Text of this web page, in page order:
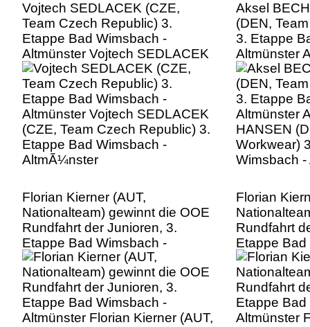
Vojtech SEDLACEK (CZE,
Team Czech Republic) 3.
Etappe Bad Wimsbach -
Altmünster Vojtech SEDLACEK
(CZE, Team Czech Republic) 3.
Etappe Bad Wimsbach -
AltmÃ¼nster
Aksel
(DEN,
3. Etappe
Altmünster
HANSEN
Workwear)
Wimsbach
Florian Kierner (AUT,
Nationalteam) gewinnt die OOE
Rundfahrt der Junioren, 3.
Etappe Bad Wimsbach -
Altmünster Florian Kierner (AUT,
Nationalteam) gewinnt die OOE
Rundfahrt der Junioren, 3.
Etappe Bad Wimsbach -
AltmÃ¼nster
Florian
Rundfahrt
Etappe
Altmünster
Rundfahrt
Etappe